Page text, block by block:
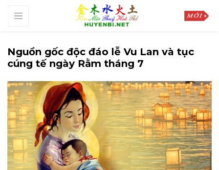
Nguồn gốc độc đáo lễ Vu Lan và tục
cúng tế ngày Rằm tháng 7